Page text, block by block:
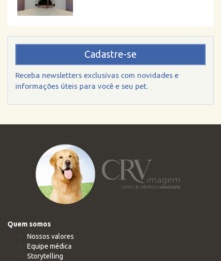
Cadastre-se
Receba newsletters exclusivas com novidades e
informações úteis para você e seu pet.
Quem somos
Nossos valores
Equipe médica
Storytelling